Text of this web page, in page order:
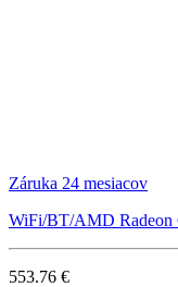
Záruka 24 mesiacov
WiFi/BT/AMD Radeon
553.76 €